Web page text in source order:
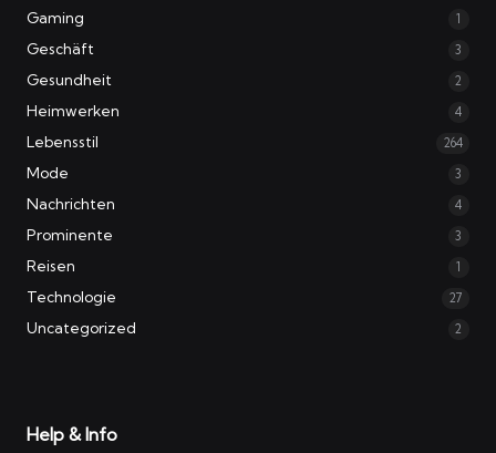
Gaming 1
Geschäft 3
Gesundheit 2
Heimwerken 4
Lebensstil 264
Mode 3
Nachrichten 4
Prominente 3
Reisen 1
Technologie 27
Uncategorized 2
Help & Info